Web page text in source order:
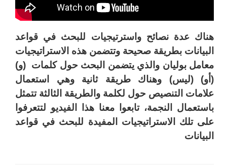
هناك عدة نصائح واسترتيجيات للبحث في قواعد
البيانات بطريقة صحيحة وتتضمن هذه الاستراتيجيات
معامل بوليان والذي يتضمن البحث حول كلمات (و)
(أو) (ليس) وهناك طريقة ثانية وهي استعمال
علامات التنصيص حول لكلمة والطريقة الثالثة تتمثل
باستعمال النجمة، تابعوا معنا هذا الفيديو لتتعرفوا
على تلك الاستراتيجيات المفيدة للبحث في قواعد
البيانات